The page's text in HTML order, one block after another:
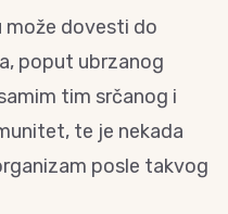
može dovesti do
poput ubrzanog
tim srčanog i
te je nekada
posle takvog